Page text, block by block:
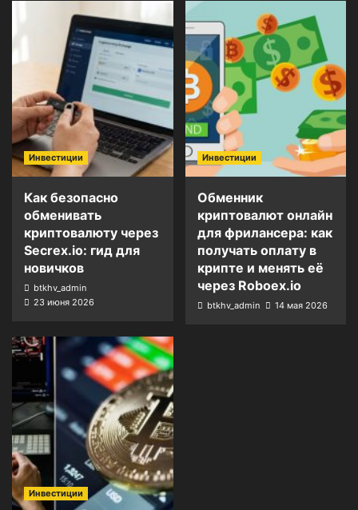
Инвестиции
Как безопасно
обменивать
криптовалюту через
Secrex.io: гид для
новичков
btkhv_admin
23 июня 2026
Инвестиции
Обменник
криптовалют онлайн
для фрилансера: как
получать оплату в
крипте и менять её
через Roboex.io
btkhv_admin 14 мая 2026
Инвестиции